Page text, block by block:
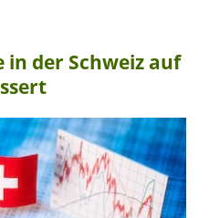
in der Schweiz auf